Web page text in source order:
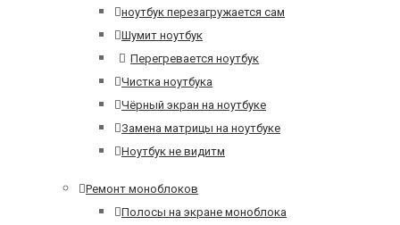
ноутбук перезагружается сам
Шумит ноутбук
Перегревается ноутбук
Чистка ноутбука
Чёрный экран на ноутбуке
Замена матрицы на ноутбуке
Ноутбук не видитм
Ремонт моноблоков
Полосы на экране моноблока